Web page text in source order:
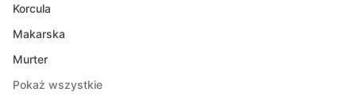
Korcula
Makarska
Murter
Pokaż wszystkie